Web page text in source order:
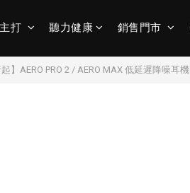
打 聽力健康 銷售門市
】AERO PRO 2 / AERO MAX 低延遲降噪耳機